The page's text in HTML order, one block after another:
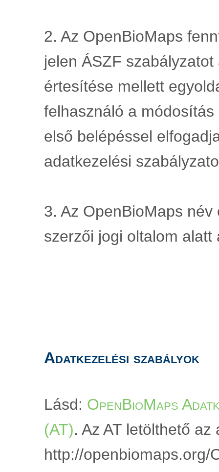
2. Az OpenBioMaps
jelen ÁSZF
értesítése mellett
felhasználó a
első belépéssel
adatkezelési
3. Az OpenBioMaps
szerzői jogi oltalom alatt
Adatkezelési szabályok
Lásd: OpenBioMaps
(AT). Az AT letölthető az
http://openbiomaps.org/